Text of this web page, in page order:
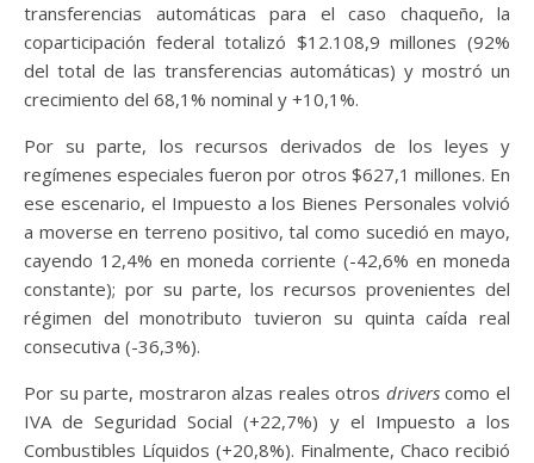
transferencias automáticas para el caso chaqueño, la
coparticipación federal totalizó $12.108,9 millones (92%
del total de las transferencias automáticas) y mostró un
crecimiento del 68,1% nominal y +10,1%.
Por su parte, los recursos derivados de los leyes y
regímenes especiales fueron por otros $627,1 millones. En
ese escenario, el Impuesto a los Bienes Personales volvió
a moverse en terreno positivo, tal como sucedió en mayo,
cayendo 12,4% en moneda corriente (-42,6% en moneda
constante); por su parte, los recursos provenientes del
régimen del monotributo tuvieron su quinta caída real
consecutiva (-36,3%).
Por su parte, mostraron alzas reales otros driverscomo el
IVA de Seguridad Social (+22,7%) y el Impuesto a los
Combustibles Líquidos (+20,8%). Finalmente, Chaco recibió